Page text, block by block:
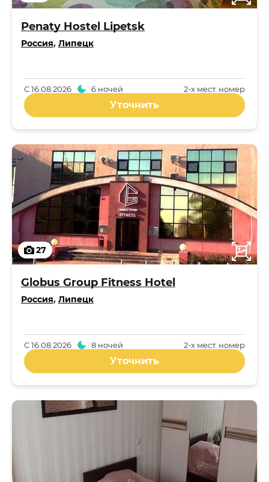
Penaty Hostel Lipetsk
Россия, Липецк
2-x мест. номер
С16.08.2026 6 ночей
Уточнить
27
Globus Group Fitness Hotel
Россия, Липецк
2-x мест. номер
С16.08.2026 8 ночей
Уточнить